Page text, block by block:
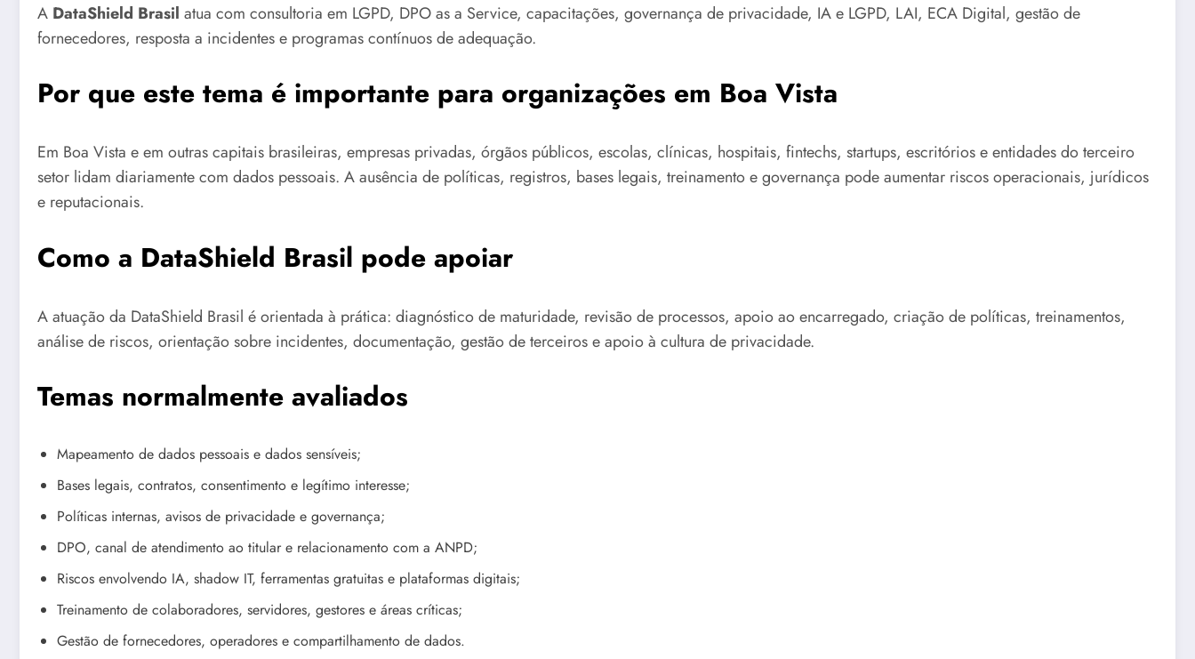
A DataShield Brasil atua com consultoria em LGPD, DPO as a Service, capacitações, governança de privacidade, IA e LGPD, LAI, ECA Digital, gestão de
fornecedores, resposta a incidentes e programas contínuos de adequação.
Por que este tema é importante para organizações em Boa Vista
Em Boa Vista e em outras capitais brasileiras, empresas privadas, órgãos públicos, escolas, clínicas, hospitais, fintechs, startups, escritórios e entidades do terceiro
setor lidam diariamente com dados pessoais. A ausência de políticas, registros, bases legais, treinamento e governança pode aumentar riscos operacionais, jurídicos
e reputacionais.
Como a DataShield Brasil pode apoiar
A atuação da DataShield Brasil é orientada à prática: diagnóstico de maturidade, revisão de processos, apoio ao encarregado, criação de políticas, treinamentos,
análise de riscos, orientação sobre incidentes, documentação, gestão de terceiros e apoio à cultura de privacidade.
Temas normalmente avaliados
Mapeamento de dados pessoais e dados sensíveis;
Bases legais, contratos, consentimento e legítimo interesse;
Políticas internas, avisos de privacidade e governança;
DPO, canal de atendimento ao titular e relacionamento com a ANPD;
Riscos envolvendo IA, shadow IT, ferramentas gratuitas e plataformas digitais;
Treinamento de colaboradores, servidores, gestores e áreas críticas;
Gestão de fornecedores, operadores e compartilhamento de dados.